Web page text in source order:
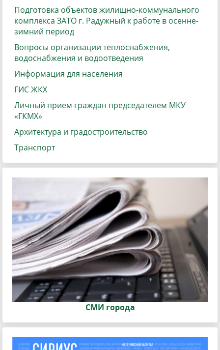
Подготовка объектов жилищно-коммунального
комплекса ЗАТО г. Радужный к работе в осенне-
зимний период
Вопросы организации теплоснабжения,
водоснабжения и водоотведения
Информация для населения
ГИС ЖКХ
Личный прием граждан председателем МКУ
«ГКМХ»
Архитектура и градостроительство
Транспорт
СМИ города